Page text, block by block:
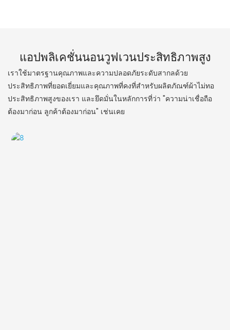
แอปพลิเคชั่นนอนวูฟเวนประสิทธิภาพสูง
เราใช้มาตรฐานคุณภาพและความปลอดภัยระดับสากลด้วย
ประสิทธิภาพที่ยอดเยี่ยมและคุณภาพที่คงที่สำหรับผลิตภัณฑ์ผ้าไม่ทอ
ประสิทธิภาพสูงของเรา และยึดมั่นในหลักการที่ว่า "ความน่าเชื่อถือ
ต้องมาก่อน ลูกค้าต้องมาก่อน" เช่นเคย